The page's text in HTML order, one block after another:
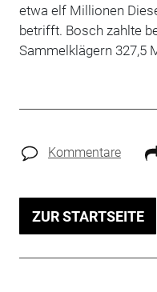
etwa elf Millionen
betrifft. Bosch zahlte
Sammelklägern 327,5
Kommentare
ZUR STARTSEITE